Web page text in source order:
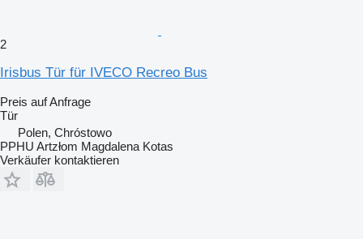
2
Irisbus Tür für IVECO Recreo Bus
Preis auf Anfrage
Tür
Polen, Chróstowo
PPHU Artzłom Magdalena Kotas
Verkäufer kontaktieren